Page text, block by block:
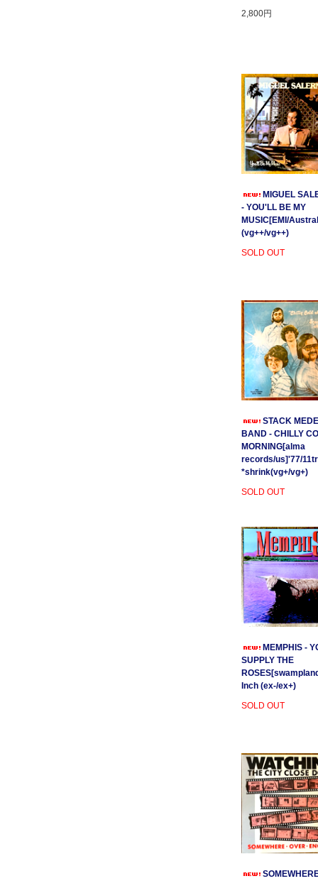
2,800円
MIGUEL
- YOU'LL BE MY
MUSIC[EMI/
(vg++/vg++)
SOLD OUT
STACK
BAND - CHILLY
MORNING[alma
records/us]'77/
*shrink(vg+/vg+)
SOLD OUT
MEMPHIS -
SUPPLY THE
Inch (ex-/ex+)
SOLD OUT